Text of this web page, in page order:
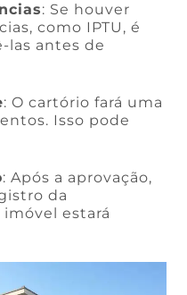
: Se houver
como IPTU, é
las antes de
: O cartório fará uma
Isso pode
: Após a aprovação,
da
estará